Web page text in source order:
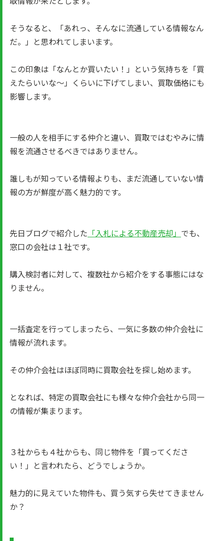
そうなると、「あれっ、そんなに流通している情報なん
だ。」と思われてしまいます。
この印象は「なんとか買いたい！」という気持ちを「買
えたらいいな～」くらいに下げてしまい、買取価格にも
影響します。
一般の人を相手にする仲介と違い、買取ではむやみに情
報を流通させるべきではありません。
誰しもが知っている情報よりも、まだ流通していない情
報の方が鮮度が高く魅力的です。
先日ブログで紹介した 「入札による不動産売却」 でも、
窓口の会社は１社です。
購入検討者に対して、複数社から紹介をする事態にはな
りません。
一括査定を行ってしまったら、一気に多数の仲介会社に
情報が流れます。
その仲介会社はほぼ同時に買取会社を探し始めます。
となれば、特定の買取会社にも様々な仲介会社から同一
の情報が集まります。
３社からも４社からも、同じ物件を「買ってくださ
い！」と言われたら、どうでしょうか。
魅力的に見えていた物件も、買う気すら失せてきません
か？